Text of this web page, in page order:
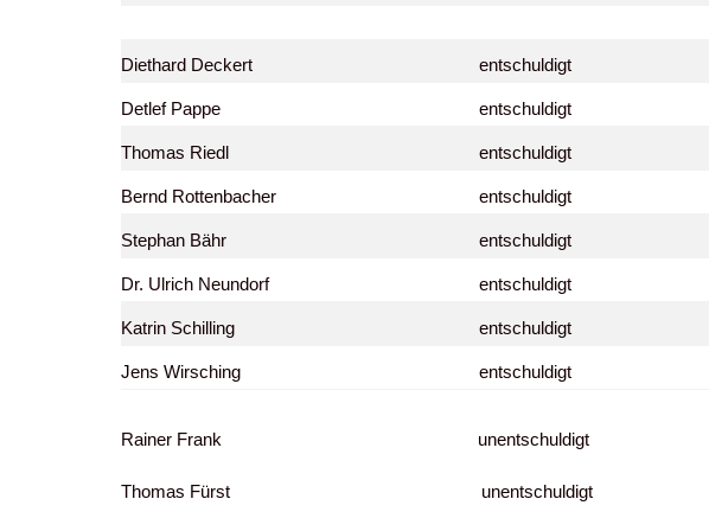
Diethard Deckert entschuldigt
Detlef Pappe entschuldigt
Thomas Riedl entschuldigt
Bernd Rottenbacher entschuldigt
Stephan Bähr entschuldigt
Dr. Ulrich Neundorf entschuldigt
Katrin Schilling entschuldigt
Jens Wirsching entschuldigt
Rainer Frank unentschuldigt
Thomas Fürst unentschuldigt